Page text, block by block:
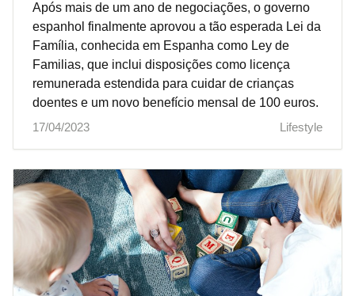
Após mais de um ano de negociações, o governo
espanhol finalmente aprovou a tão esperada Lei da
Família, conhecida em Espanha como Ley de
Familias, que inclui disposições como licença
remunerada estendida para cuidar de crianças
doentes e um novo benefício mensal de 100 euros.
17/04/2023
Lifestyle